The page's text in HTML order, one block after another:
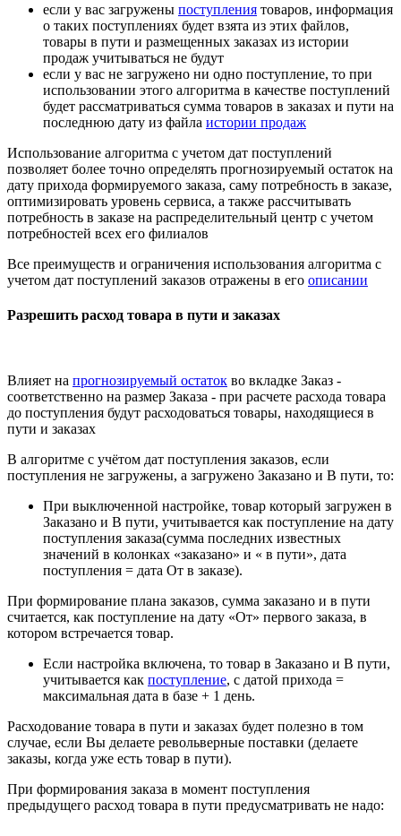
если у вас загружены поступления товаров, информация
о таких поступлениях будет взята из этих файлов,
товары в пути и размещенных заказах из истории
продаж учитываться не будут
если у вас не загружено ни одно поступление, то при
использовании этого алгоритма в качестве поступлений
будет рассматриваться сумма товаров в заказах и пути на
последнюю дату из файла истории продаж
Использование алгоритма с учетом дат поступлений
позволяет более точно определять прогнозируемый остаток на
дату прихода формируемого заказа, саму потребность в заказе,
оптимизировать уровень сервиса, а также рассчитывать
потребность в заказе на распределительный центр с учетом
потребностей всех его филиалов
Все преимуществ и ограничения использования алгоритма с
учетом дат поступлений заказов отражены в его описании
Разрешить расход товара в пути и заказах
Влияет на прогнозируемый остаток во вкладке Заказ -
соответственно на размер Заказа - при расчете расхода товара
до поступления будут расходоваться товары, находящиеся в
пути и заказах
В алгоритме с учётом дат поступления заказов, если
поступления не загружены, а загружено Заказано и В пути, то:
При выключенной настройке, товар который загружен в
Заказано и В пути, учитывается как поступление на дату
поступления заказа(сумма последних известных
значений в колонках «заказано» и « в пути», дата
поступления = дата От в заказе).
При формирование плана заказов, сумма заказано и в пути
считается, как поступление на дату «От» первого заказа, в
котором встречается товар.
Если настройка включена, то товар в Заказано и В пути,
учитывается как поступление, с датой прихода =
максимальная дата в базе + 1 день.
Расходование товара в пути и заказах будет полезно в том
случае, если Вы делаете револьверные поставки (делаете
заказы, когда уже есть товар в пути).
При формирования заказа в момент поступления
предыдущего расход товара в пути предусматривать не надо: